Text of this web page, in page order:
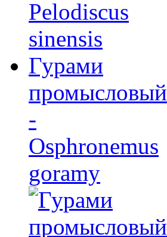
Гурами
промысловый
-
Osphronemus
goramy